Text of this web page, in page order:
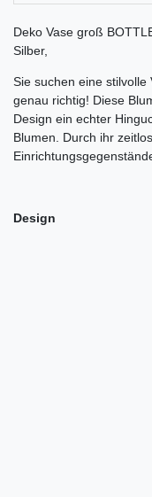
Deko Vase groß
Silber,
Sie suchen eine stilvolle
genau richtig! Diese
Design ein echter
Blumen. Durch ihr
Design